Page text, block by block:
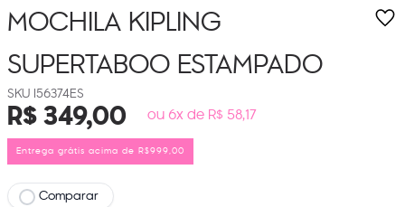
MOCHILA KIPLING
SUPERTABOOESTAMPADO
I56374ES
R$349,00 ou 6x de R$ 58,17
Entrega grátis acima de R$999,00
Comparar